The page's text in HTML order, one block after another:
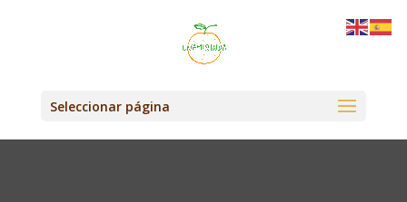
Seleccionar página